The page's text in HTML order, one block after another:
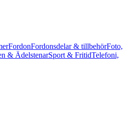
FordonFordonsdelar & tillbehörFoto,
& ÄdelstenarSport & FritidTelefoni,